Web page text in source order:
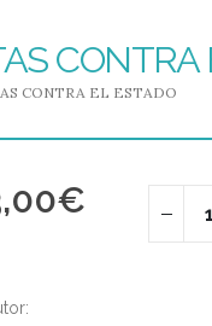
CONTRA
CONTRA EL ESTADO
€